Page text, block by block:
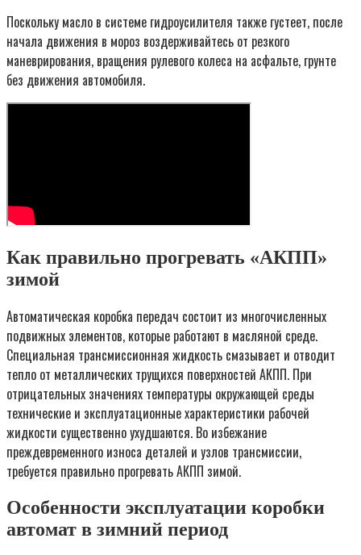
Поскольку масло в системе гидроусилителя также густеет, после
начала движения в мороз воздерживайтесь от резкого
маневрирования, вращения рулевого колеса на асфальте, грунте
без движения автомобиля.
Как правильно прогревать «АКПП»
зимой
Автоматическая коробка передач состоит из многочисленных
подвижных элементов, которые работают в масляной среде.
Специальная трансмиссионная жидкость смазывает и отводит
тепло от металлических трущихся поверхностей АКПП. При
отрицательных значениях температуры окружающей среды
технические и эксплуатационные характеристики рабочей
жидкости существенно ухудшаются. Во избежание
преждевременного износа деталей и узлов трансмиссии,
требуется правильно прогревать АКПП зимой.
Особенности эксплуатации коробки
автомат в зимний период